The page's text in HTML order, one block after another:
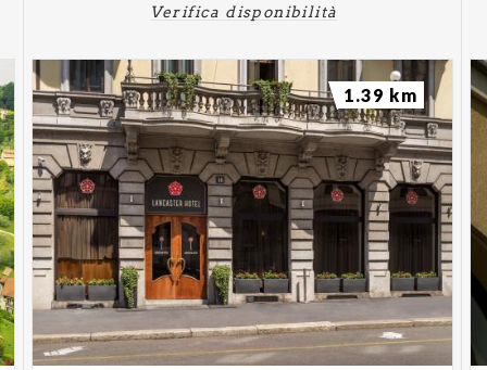
Verifica disponibilità
1.39 km